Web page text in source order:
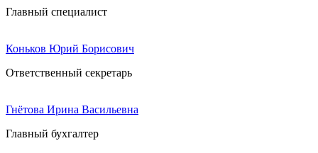
Главный специалист
Коньков Юрий Борисович
Ответственный секретарь
Гнётова Ирина Васильевна
Главный бухгалтер